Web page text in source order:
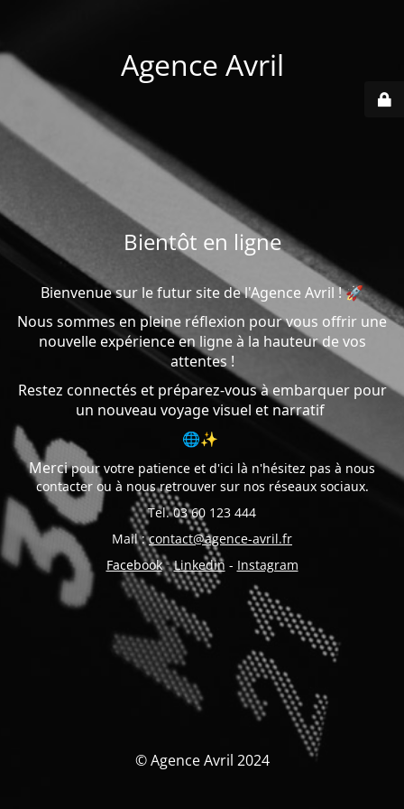
Agence Avril
Bientôt en ligne
Bienvenue sur le futur site de l'Agence Avril ! 🚀
Nous sommes en pleine réflexion pour vous offrir une
nouvelle expérience en ligne à la hauteur de vos
attentes !
Restez connectés et préparez-vous à embarquer pour
un nouveau voyage visuel et narratif
🌐✨
Mercipour votre patience et d'ici là n'hésitez pas à nous
contacter ou à nous retrouver sur nos réseaux sociaux.
Tel. 03 60 123 444
Mail :contact@agence-avril.fr
Facebook-Linkedin - Instagram
© Agence Avril 2024